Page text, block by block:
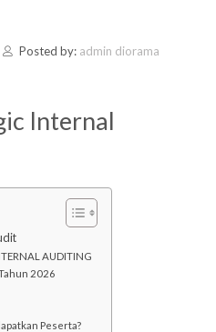
Posted by: admin diorama
Internal
AUDITING
2026
Peserta?